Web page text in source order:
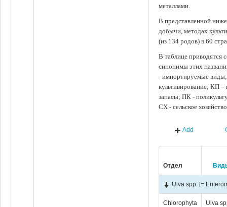
металлами.
В представленной
добычи, методах
(из 134 родов) в 60
В таблице приводятся
синонимы этих
- импортируемые
культивирование; КП
запасы; ПК -
СХ - сельское
Add
Отдел
Ulva spp. [=
Chlorophyta
Ulva